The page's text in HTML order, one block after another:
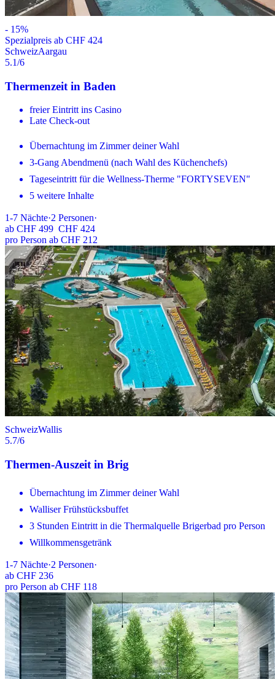
- 15%
Spezialpreis ab CHF 424
SchweizAargau
5.1/6
Thermenzeit in Baden
freier Eintritt ins Casino
Late Check-out
Übernachtung im Zimmer deiner Wahl
3-Gang Abendmenü (nach Wahl des Küchenchefs)
Tageseintritt für die Wellness-Therme "FORTYSEVEN"
5 weitere Inhalte
1-7 Nächte·2 Personen·
ab CHF 499 CHF 424
pro Person ab CHF 212
SchweizWallis
5.7/6
Thermen-Auszeit in Brig
Übernachtung im Zimmer deiner Wahl
Walliser Frühstücksbuffet
3 Stunden Eintritt in die Thermalquelle Brigerbad pro Person
Willkommensgetränk
1-7 Nächte·2 Personen·
ab CHF 236
pro Person ab CHF 118